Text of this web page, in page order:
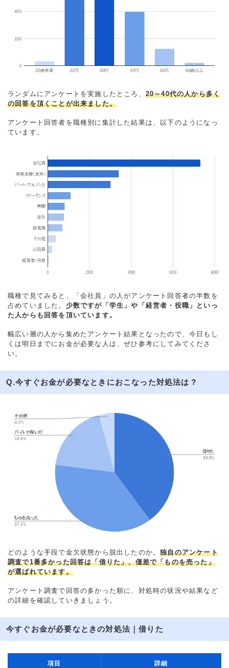
ランダムにアンケートを実施したところ、 20～40代の人から多く
の回答を頂くことが出来ました。
アンケート回答者を職種別に集計した結果は、以下のようになっ
ています。
職種で見てみると、「会社員」の人がアンケート回答者の半数を
占めていました。 少数ですが「学生」や「経営者・役職」といっ
た人からも回答を頂いています。
幅広い層の人から集めたアンケート結果となったので、今日もし
くは明日までにお金が必要な人は、ぜひ参考にしてみてくださ
い。
Q.今すぐお金が必要なときにおこなった対処法は？
どのような手段で金欠状態から脱出したのか。独自のアンケート
調査で1番多かった回答は「借りた」、僅差で「ものを売った」
が選ばれています。
アンケート調査で回答の多かった順に、対処時の状況や結果など
の詳細を確認していきましょう。
今すぐお金が必要なときの対処法｜借りた
項目 詳細